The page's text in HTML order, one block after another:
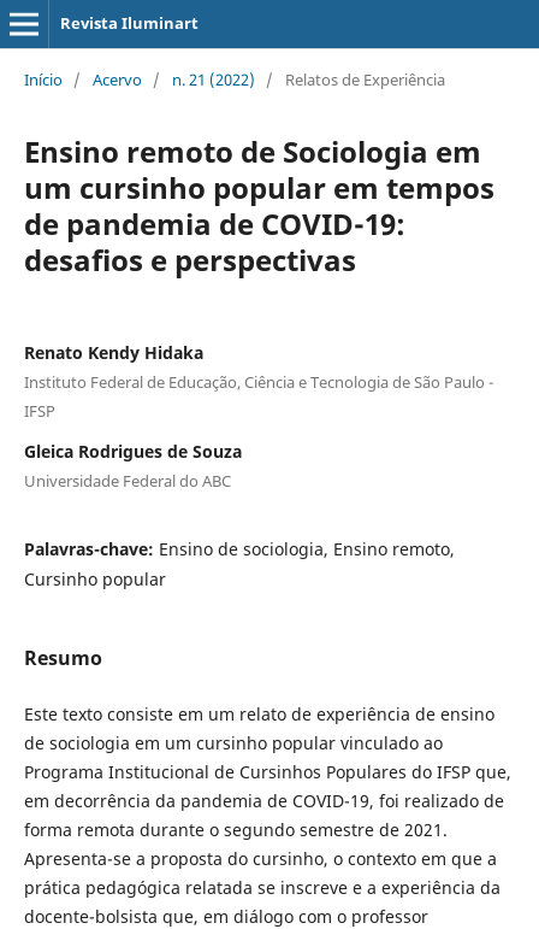
Revista Iluminart
Início / Acervo / n. 21 (2022) / Relatos de Experiência
Ensino remoto de Sociologia em
um cursinho popular em tempos
de pandemia de COVID-19:
desafios e perspectivas
Renato Kendy Hidaka
Instituto Federal de Educação, Ciência e Tecnologia de São Paulo -
IFSP
Gleica Rodrigues de Souza
Universidade Federal do ABC
Palavras-chave: Ensino de sociologia, Ensino remoto,
Cursinho popular
Resumo
Este texto consiste em um relato de experiência de ensino
de sociologia em um cursinho popular vinculado ao
Programa Institucional de Cursinhos Populares do IFSP que,
em decorrência da pandemia de COVID-19, foi realizado de
forma remota durante o segundo semestre de 2021.
Apresenta-se a proposta do cursinho, o contexto em que a
prática pedagógica relatada se inscreve e a experiência da
docente-bolsista que, em diálogo com o professor